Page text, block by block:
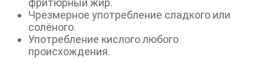
фритюрный жир.
Чрезмерное употребление сладкого или
солёного.
Употребление кислого любого
происхождения.